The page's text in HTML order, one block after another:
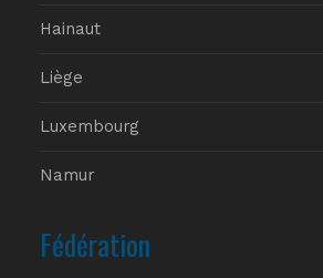
Hainaut
Liège
Luxembourg
Namur
Fédération